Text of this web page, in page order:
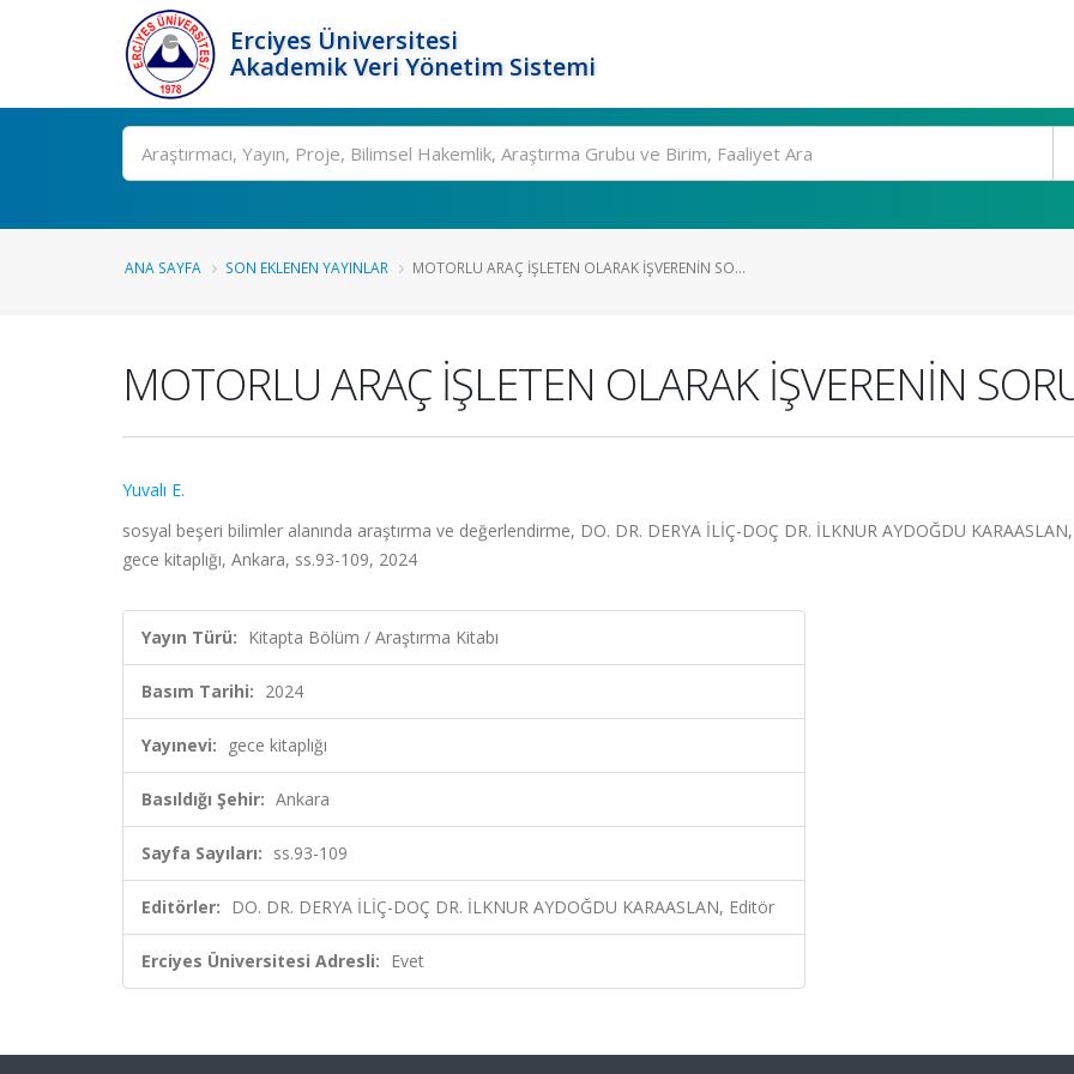
Erciyes Üniversitesi
Akademik Veri Yönetim Sistemi
Ara
ANA SAYFA SON EKLENEN YAYINLAR MOTORLU ARAÇ İŞLETEN OLARAK İŞVERENİN SO...
MOTORLU ARAÇ İŞLETEN OLARAK İŞVERENİN
Yuvalı E.
sosyal beşeri bilimler alanında araştırma ve değerlendirme, DO. DR. DERYA İLİÇ-DOÇ DR. İLKNUR AYDOĞDU
gece kitaplığı, Ankara, ss.93-109, 2024
Yayın Türü: Kitapta Bölüm / Araştırma Kitabı
Basım Tarihi: 2024
Yayınevi: gece kitaplığı
Basıldığı Şehir: Ankara
Sayfa Sayıları: ss.93-109
Editörler: DO. DR. DERYA İLİÇ-DOÇ DR. İLKNUR AYDOĞDU KARAASLAN, Editör
Erciyes Üniversitesi Adresli: Evet